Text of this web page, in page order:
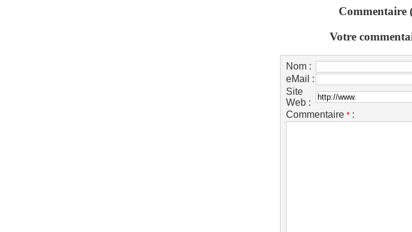
Commentaire
Votre
Nom :
eMail :
Site
Web :
Commentaire * :